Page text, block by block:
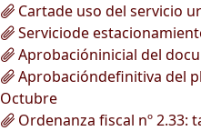
Cartade uso del servicio
Serviciode
Aprobacióninicial del
Aprobacióndefinitiva del
Octubre
Ordenanza fiscal nº